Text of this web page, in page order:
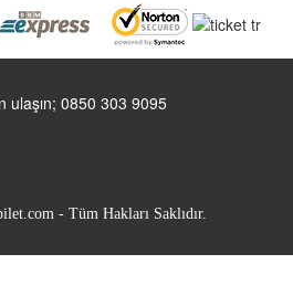
ulaşın; 0850 303 9095
- Tüm Hakları Saklıdır.